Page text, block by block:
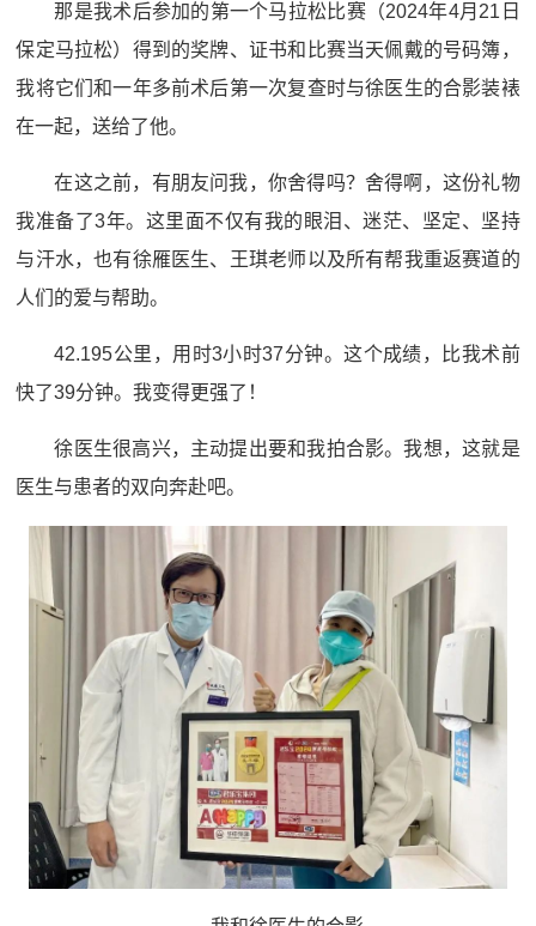
那是我术后参加的第一个马拉松比赛（2024年4月21日
保定马拉松）得到的奖牌、证书和比赛当天佩戴的号码簿，
我将它们和一年多前术后第一次复查时与徐医生的合影装裱
在一起，送给了他。
在这之前，有朋友问我，你舍得吗？舍得啊，这份礼物
我准备了3年。这里面不仅有我的眼泪、迷茫、坚定、坚持
与汗水，也有徐雁医生、王琪老师以及所有帮我重返赛道的
人们的爱与帮助。
42.195公里，用时3小时37分钟。这个成绩，比我术前
快了39分钟。我变得更强了！
徐医生很高兴，主动提出要和我拍合影。我想，这就是
医生与患者的双向奔赴吧。